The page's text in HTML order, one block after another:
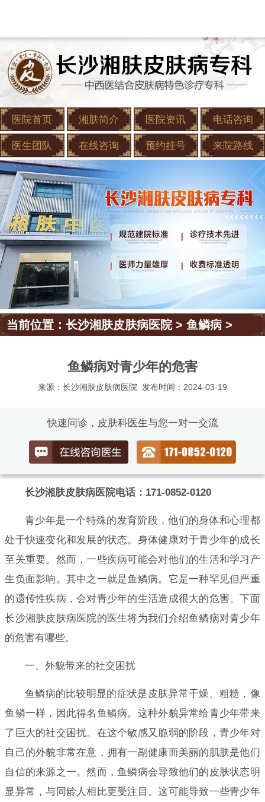
医院首页 湘肤简介 医院资讯 电话咨询
医生团队 在线咨询 预约挂号 来院路线
当前位置：长沙湘肤皮肤病医院>鱼鳞病 >
鱼鳞病对青少年的危害
来源：长沙湘肤皮肤病医院 发布时间：2024-03-19
快速问诊，皮肤科医生与您一对一交流
长沙湘肤皮肤病医院电话：171-0852-0120
青少年是一个特殊的发育阶段，他们的身体和心理都
处于快速变化和发展的状态。身体健康对于青少年的成长
至关重要。然而，一些疾病可能会对他们的生活和学习产
生负面影响。其中之一就是鱼鳞病。它是一种罕见但严重
的遗传性疾病，会对青少年的生活造成很大的危害。下面
长沙湘肤皮肤病医院的医生将为我们介绍鱼鳞病对青少年
的危害有哪些。
一、外貌带来的社交困扰
鱼鳞病的比较明显的症状是皮肤异常干燥、粗糙，像
鱼鳞一样，因此得名鱼鳞病。这种外貌异常给青少年带来
了巨大的社交困扰。在这个敏感又脆弱的阶段，青少年对
自己的外貌非常在意，拥有一副健康而美丽的肌肤是他们
自信的来源之一。然而，鱼鳞病会导致他们的皮肤状态明
显异常，与同龄人相比更受注目。这可能导致一些青少年